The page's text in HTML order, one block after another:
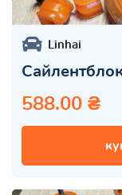
Linhai
588.00 ₴